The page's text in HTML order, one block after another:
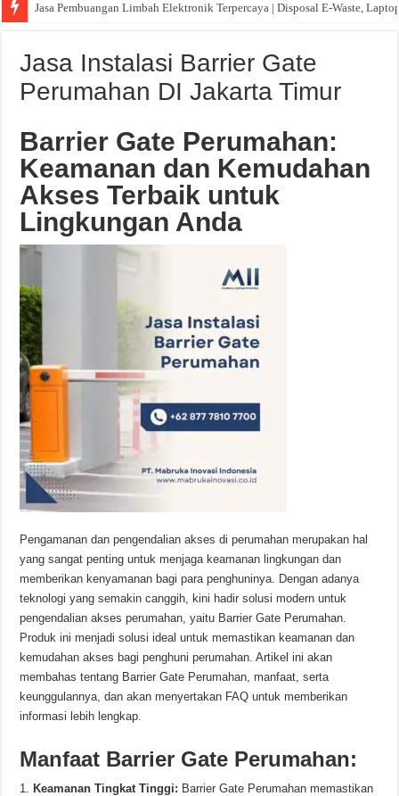
Jasa Pembuangan Limbah Elektronik Terpercaya | Disposal E-Waste,
Jasa Instalasi Barrier Gate
Perumahan DI Jakarta Timur
Barrier Gate Perumahan:
Keamanan dan Kemudahan
Akses Terbaik untuk
Lingkungan Anda
Pengamanan dan pengendalian akses di perumahan merupakan hal
yang sangat penting untuk menjaga keamanan lingkungan dan
memberikan kenyamanan bagi para penghuninya. Dengan adanya
teknologi yang semakin canggih, kini hadir solusi modern untuk
pengendalian akses perumahan, yaitu Barrier Gate Perumahan.
Produk ini menjadi solusi ideal untuk memastikan keamanan dan
kemudahan akses bagi penghuni perumahan. Artikel ini akan
membahas tentang Barrier Gate Perumahan, manfaat, serta
keunggulannya, dan akan menyertakan FAQ untuk memberikan
informasi lebih lengkap.
Manfaat Barrier Gate Perumahan:
Keamanan Tingkat Tinggi: Barrier Gate Perumahan memastikan